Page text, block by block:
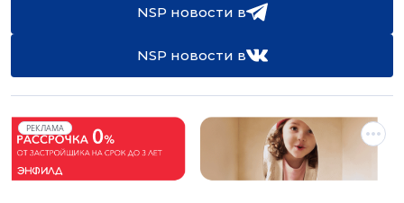
NSP новости в
NSP новости в
РЕКЛАМА